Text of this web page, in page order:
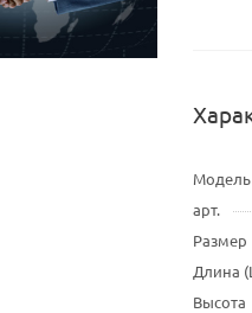
Модель
арт.
Размер
Длина
Высота